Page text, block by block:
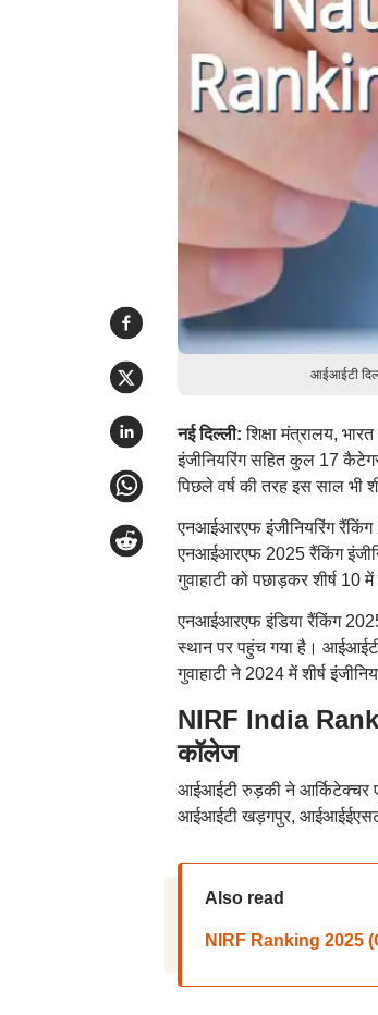
आईआईटी
नई दिल्ली:शिक्षा मंत्रालय,
इंजीनियरिंग सहित कुल 17
पिछले वर्ष की तरह इस साल भी
एनआईआरएफ इंजीनियरिंग रैंकिंग
एनआईआरएफ 2025 रैंकिंग
गुवाहाटी को पछाड़कर शीर्ष 10
एनआईआरएफ इंडिया रैंकिंग
स्थान पर पहुंच गया है।
गुवाहाटी ने 2024 में शीर्ष
NIRF India
कॉलेज
आईआईटी रुड़की ने आर्किटेक्चर
आईआईटी खड़गपुर, आईआईईएसटी
Also read
NIRF Ranking 2025